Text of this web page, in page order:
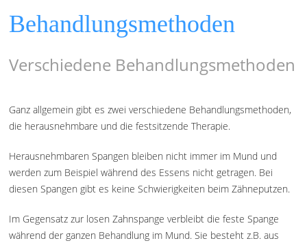
Behandlungsmethoden
Verschiedene Behandlungsmethoden
Ganz allgemein gibt es zwei verschiedene Behandlungsmethoden,
die herausnehmbare und die festsitzende Therapie.
Herausnehmbaren Spangen bleiben nicht immer im Mund und
werden zum Beispiel während des Essens nicht getragen. Bei
diesen Spangen gibt es keine Schwierigkeiten beim Zähneputzen.
Im Gegensatz zur losen Zahnspange verbleibt die feste Spange
während der ganzen Behandlung im Mund. Sie besteht z.B. aus